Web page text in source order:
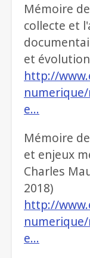
Mémoire
collecte et
et
http://
e…
Mémoire
et enjeux
Charles
2018)
http://
e…